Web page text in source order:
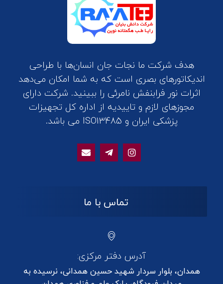
هدف شرکت ما نجات جان انسان‌ها با طراحی
اندیکاتورهای بصری است که به شما امکان می‌دهد
اثرات نور فرابنفش نامرئی را ببینید. شرکت دارای
مجوزهای لازم و تاییدیه از اداره کل تجهیزات
پزشکی ایران و ISO13485 می باشد.
تماس با ما
آدرس دفتر مرکزی:
همدان، بلوار سردار شهید حسین همدانی، نرسیده به